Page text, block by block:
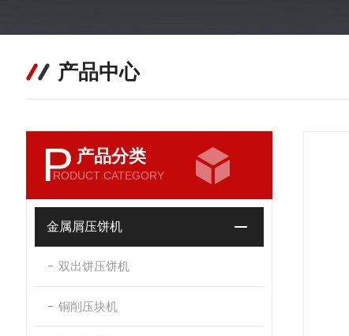
产品中心
P 产品分类
RODUCT CATEGORY
金属屑压饼机
双出饼压饼机
铜削压块机